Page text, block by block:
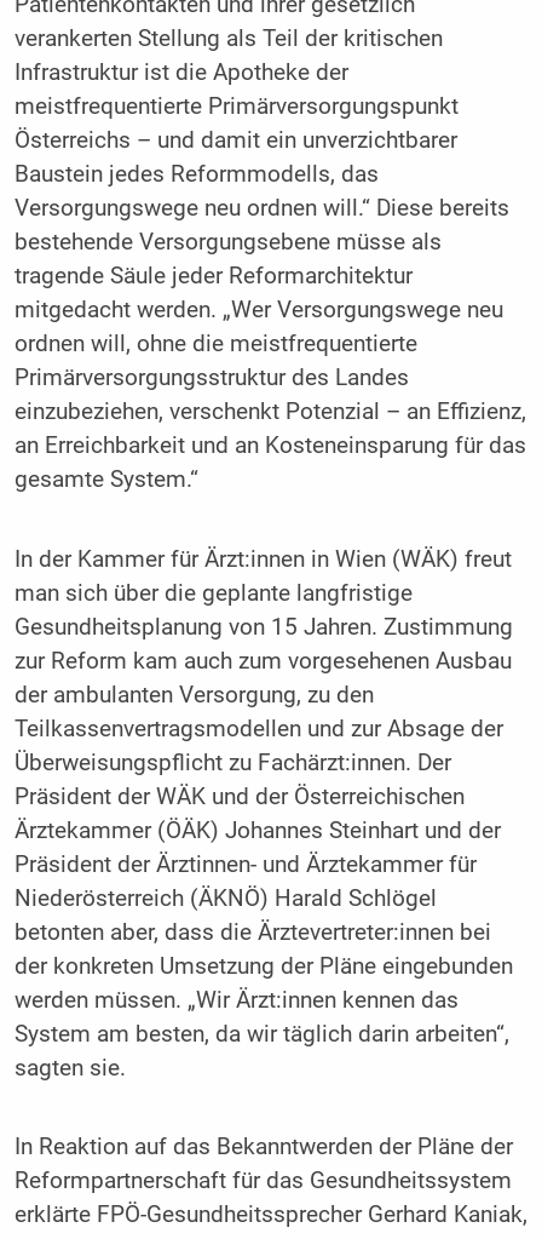
verankerten Stellung als Teil der kritischen
Infrastruktur ist die Apotheke der
meistfrequentierte Primärversorgungspunkt
Österreichs – und damit ein unverzichtbarer
Baustein jedes Reformmodells, das
Versorgungswege neu ordnen will.“ Diese bereits
bestehende Versorgungsebene müsse als
tragende Säule jeder Reformarchitektur
mitgedacht werden. „Wer Versorgungswege neu
ordnen will, ohne die meistfrequentierte
Primärversorgungsstruktur des Landes
einzubeziehen, verschenkt Potenzial – an Effizienz,
an Erreichbarkeit und an Kosteneinsparung für das
gesamte System.“
In der Kammer für Ärzt:innen in Wien (WÄK) freut
man sich über die geplante langfristige
Gesundheitsplanung von 15 Jahren. Zustimmung
zur Reform kam auch zum vorgesehenen Ausbau
der ambulanten Versorgung, zu den
Teilkassenvertragsmodellen und zur Absage der
Überweisungspflicht zu Fachärzt:innen. Der
Präsident der WÄK und der Österreichischen
Ärztekammer (ÖÄK) Johannes Steinhart und der
Präsident der Ärztinnen- und Ärztekammer für
Niederösterreich (ÄKNÖ) Harald Schlögel
betonten aber, dass die Ärztevertreter:innen bei
der konkreten Umsetzung der Pläne eingebunden
werden müssen. „Wir Ärzt:innen kennen das
System am besten, da wir täglich darin arbeiten“,
sagten sie.
In Reaktion auf das Bekanntwerden der Pläne der
Reformpartnerschaft für das Gesundheitssystem
erklärte FPÖ-Gesundheitssprecher Gerhard Kaniak,